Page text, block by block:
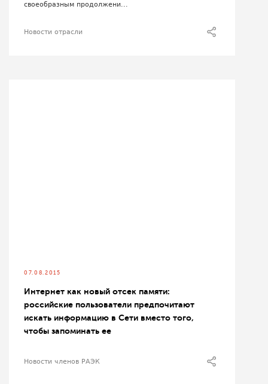
своеобразным продолжени...
Новости отрасли
07.08.2015
Интернет как новый отсек памяти:
российские пользователи предпочитают
искать информацию в Сети вместо того,
чтобы запоминать ее
Новости членов РАЭК